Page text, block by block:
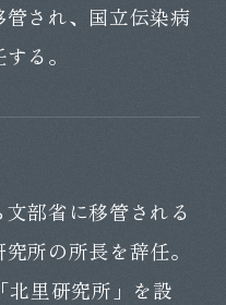
され、国立伝染病
る。
部省に移管される
所の所長を辞任。
北里研究所」を設